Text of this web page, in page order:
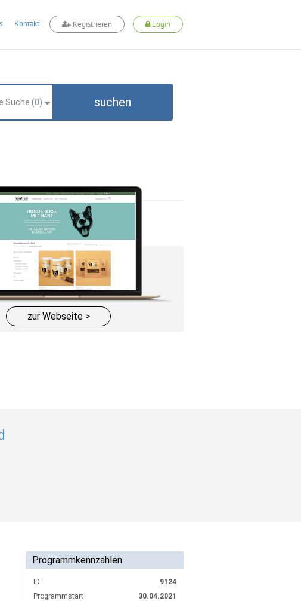
Kontakt Registrieren Login
Suche (0) suchen
zur Webseite >
Programmkennzahlen
ID
9124
Programmstart
30.04.2021